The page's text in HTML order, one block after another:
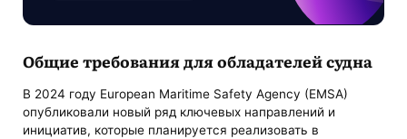
Общие требования для обладателей судна
В 2024 году European Maritime Safety Agency (EMSA)
опубликовали новый ряд ключевых направлений и
инициатив, которые планируется реализовать в